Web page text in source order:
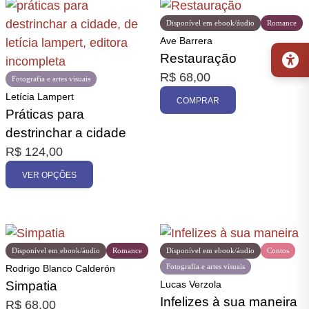
Fotografia e artes visuais
Letícia Lampert
Práticas para
destrinchar a cidade
R$ 124,00
VER OPÇÕES
Disponível em ebook/áudio Romance
Ave Barrera
Restauração
R$ 68,00
COMPRAR
Disponível em ebook/áudio Romance
Rodrigo Blanco Calderón
Simpatia
R$ 68,00
Contos
Disponível em ebook/áudio
Fotografia e artes visuais
Lucas Verzola
Infelizes à sua maneira